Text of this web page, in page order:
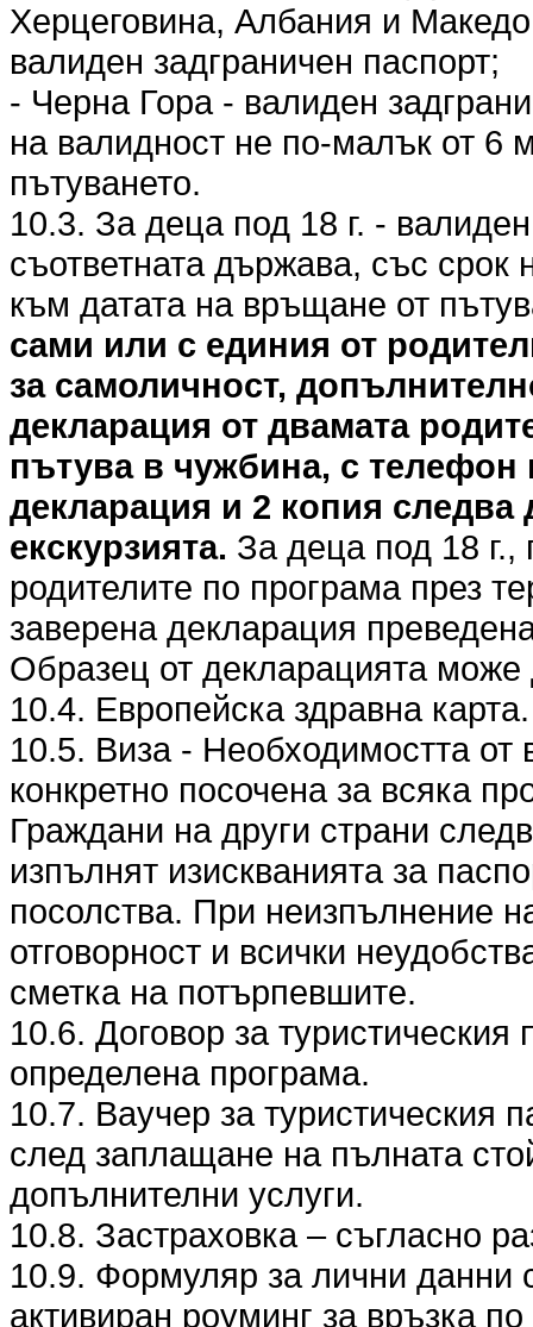
Херцеговина, Албания и
валиден задграничен паспорт;
- Черна Гора - валиден
на валидност не по-малък от 6
пътуването.
10.3. За деца под 18 г. -
съответната държава, със
към датата на връщане от
сами или с единия от
за самоличност,
декларация от двамата
пътува в чужбина, с телефон
декларация и 2 копия следва
екскурзията. За деца под 18
родителите по програма през
заверена декларация
Образец от декларацията
10.4. Европейска здравна карта.
10.5. Виза - Необходимостта от
конкретно посочена за всяка
Граждани на други страни
изпълнят изискванията за
посолства. При неизпълнение
отговорност и всички
сметка на потърпевшите.
10.6. Договор за
определена програма.
10.7. Ваучер за туристическия
след заплащане на пълната
допълнителни услуги.
10.8. Застраховка – съгласно
10.9. Формуляр за лични данни
активиран роуминг за връзка